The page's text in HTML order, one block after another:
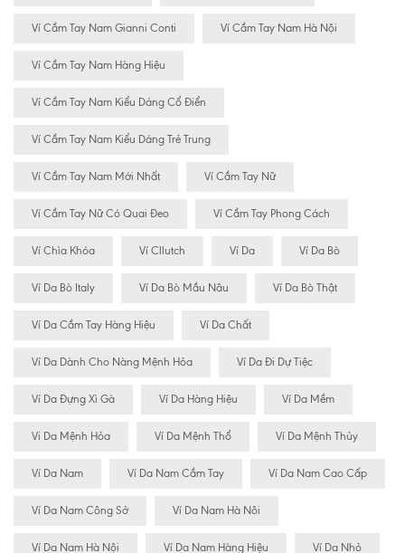
Ví Cầm Tay Nam Gianni Conti Ví Cầm Tay Nam Hà Nội
Ví Cầm Tay Nam Hàng Hiệu
Ví Cầm Tay Nam Kiểu Dáng Cổ Điển
Ví Cầm Tay Nam Kiểu Dáng Trẻ Trung
Ví Cầm Tay Nam Mới Nhất Ví Cầm Tay Nữ
Ví Cầm Tay Nữ Có Quai Đeo Ví Cầm Tay Phong Cách
Ví Chìa Khóa Ví Cllutch Ví Da Ví Da Bò
Ví Da Bò Italy Ví Da Bò Mầu Nâu Ví Da Bò Thật
Ví Da Cầm Tay Hàng Hiệu Ví Da Chất
Ví Da Dành Cho Nàng Mệnh Hỏa Ví Da Đi Dự Tiệc
Ví Da Đựng Xì Gà Ví Da Hàng Hiệu Ví Da Mềm
Vi Da Mệnh Hỏa Ví Da Mệnh Thổ Ví Da Mệnh Thủy
Ví Da Nam Ví Da Nam Cầm Tay Ví Da Nam Cao Cấp
Ví Da Nam Công Sở Ví Da Nam Hà Nôi
Ví Da Nam Hà Nội Ví Da Nam Hàng Hiệu Ví Da Nhỏ